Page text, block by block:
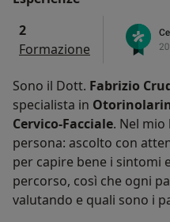
2
Formazione
Sono il Dott. Fabrizio
specialista in
Cervico-Facciale. Nel
persona: ascolto con
per capire bene i sintomi
percorso, così che ogni
valutando e quali sono i